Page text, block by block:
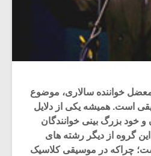
خواننده سالاری، موضوع
است. همیشه یکی از دلایل
خود بزرگ بینی خوانندگان
گروه از دیگر رشته های
چراکه در موسیقی کلاسیک